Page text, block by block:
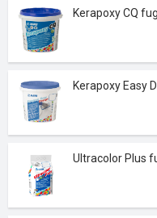
Kerapoxy CQ
Kerapoxy Easy
Ultracolor Plus